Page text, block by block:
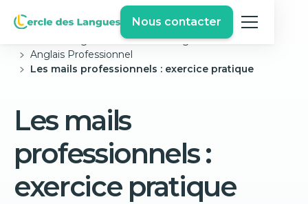
Nous contacter
Exercices Anglais Gratuits
Anglais Professionnel
Les mails professionnels : exercice pratique
Les mails
professionnels :
exercice pratique